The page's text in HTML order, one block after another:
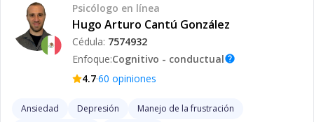
Psicólogo en línea
Hugo Arturo Cantú González
Cédula: 7574932
Enfoque:Cognitivo - conductualhelp
4.7·60 opiniones
Ansiedad Depresión Manejo de la frustración